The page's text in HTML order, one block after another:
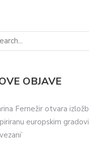
OBJAVE
Fernežir otvara
europskim